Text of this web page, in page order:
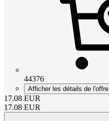
44376
Afficher les détails de l'offre
17.08 EUR
17.08 EUR